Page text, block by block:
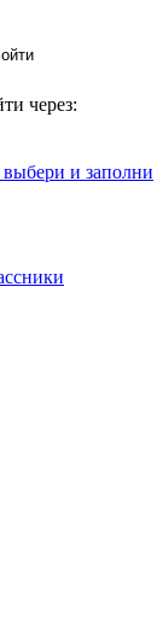
через:
выбери и заполни